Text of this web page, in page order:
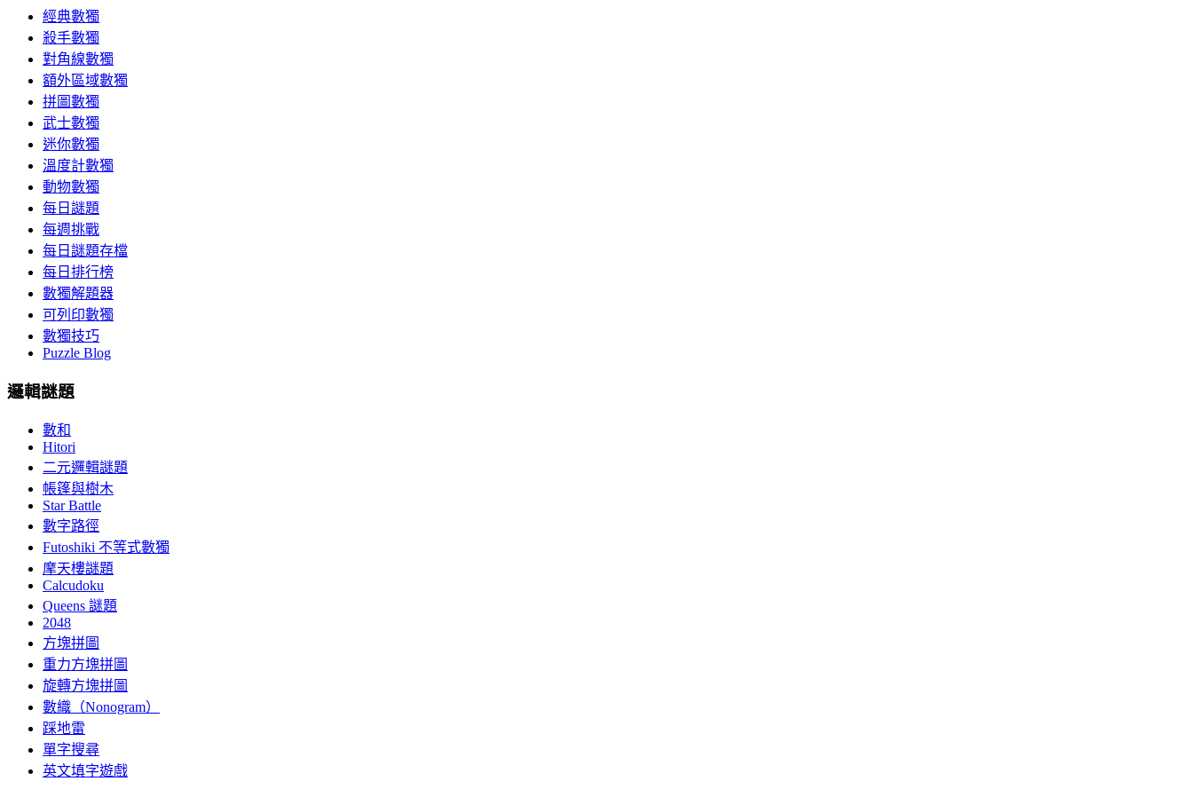
經典數獨
殺手數獨
對角線數獨
額外區域數獨
拼圖數獨
武士數獨
迷你數獨
溫度計數獨
動物數獨
每日謎題
每週挑戰
每日謎題存檔
每日排行榜
數獨解題器
可列印數獨
數獨技巧
Puzzle Blog
邏輯謎題
數和
Hitori
二元邏輯謎題
帳篷與樹木
Star Battle
數字路徑
Futoshiki 不等式數獨
摩天樓謎題
Calcudoku
Queens 謎題
2048
方塊拼圖
重力方塊拼圖
旋轉方塊拼圖
數織（Nonogram）
踩地雷
單字搜尋
英文填字遊戲